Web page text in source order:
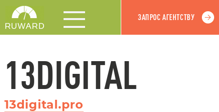
ЗАПРОС АГЕНТСТВУ
13DIGITAL
13digital.pro